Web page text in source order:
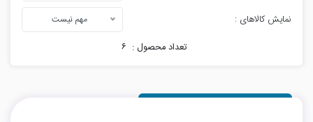
نمایش کالاهای : مهم نیست
تعداد محصول : ۶